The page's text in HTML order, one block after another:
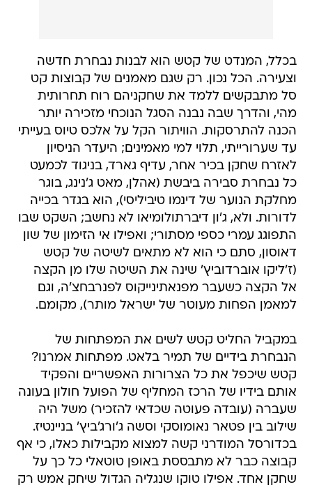
בכלל, המנדט של קטש הוא לבנות נבחרת חדשה
וצעירה. הכל נכון. רק שגם מאמנים של קבוצות קט
סל מתבקשים ללמד את שחקניהם רוח תחרותית
מהי, והדרך שבה נבנה הסגל הנוכחי מזכירה יותר
הכנה להתרסקות. הוויתור הקל על אלכס טיוס בעייתי
עד שערורייתי, תלוי למי מאמינים; היעדר הניסיון
לאזרח שחקן בכיר אחר, עדיף גארד, בניגוד לכמעט
כל נבחרת סבירה ביבשת (אהלן, מאט ג'נינג, בוגר
מחלקת הנוער של דינמו טיביליסי), הוא בגדר בכייה
לדורות. ולא, ג'ון דיברתולומיאו לא נחשב; השקט שבו
התפוגג עמרי כספי מסתורי; ואפילו אי הזימון של שון
דאוסון, סתם כי הוא לא מתאים לשיטה של קטש
(ז'ליקו אוברדוביץ' שינה את השיטה שלו מן הקצה
אל הקצה כשעבר מפנאתינייקוס לפנרבחצ'ה, וגם
למאמן הפחות מעוטר של ישראל מותר), מקומם.
במקביל החליט קטש לשים את המפתחות של
הנבחרת בידיים של תמיר בלאט. מפתחות אמרנו?
קטש שיכפל את כל הצרורות האפשריים והפקיד
אותם בידיו של הרכז המחליף של הפועל חולון בעונה
שעברה (עובדה פעוטה שכדאי להזכיר) משל היה
שילוב בין פטאר נאומוסקי וסשה ג'ורג'ביץ' בניינטיז.
בכדורסל המודרני קשה למצוא מקבילות כאלו, כי אף
קבוצה כבר לא מתבססת באופן טוטאלי כל כך על
שחקן אחד. אפילו טוקו שנגליה הגדול שיחק אמש רק